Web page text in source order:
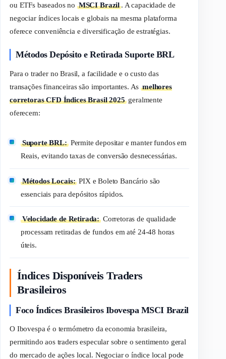
ou ETFs baseados no MSCI Brazil . A capacidade de
negociar índices locais e globais na mesma plataforma
oferece conveniência e diversificação de estratégias.
Métodos Depósito e Retirada Suporte BRL
Para o traderno Brasil, a facilidade e o custo das
transações financeiras são importantes. Asmelhores
corretoras CFD Índices Brasil 2025geralmente
oferecem:
Suporte BRL:Permite depositar e manter fundos em
Reais, evitando taxas de conversão desnecessárias.
Métodos Locais: PIX e Boleto Bancário são
essenciais para depósitos rápidos.
Velocidade de Retirada: Corretoras de qualidade
processam retiradas de fundos em até 24-48 horas
úteis.
Índices Disponíveis Traders
Brasileiros
Foco Índices Brasileiros Ibovespa MSCI Brazil
O Ibovespa é o termómetro da economia brasileira,
permitindo aos tradersespecular sobre o sentimento geral
do mercado de ações local. Negociar o índice local pode